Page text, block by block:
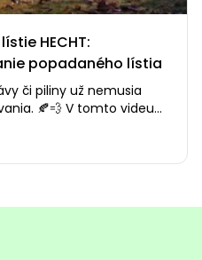
HECHT:
popadaného lístia
či piliny už nemusia
🍂💨 V tomto videu